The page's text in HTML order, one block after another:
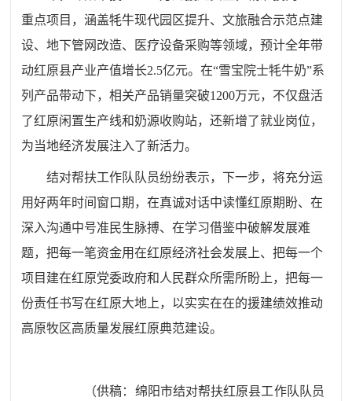
重点项目，涵盖牦牛现代园区提升、文旅融合示范点建
设、地下管网改造、医疗设备采购等领域，预计全年带
动红原县产业产值增长2.5亿元。在“雪宝院士牦牛奶”系
列产品带动下，相关产品销量突破1200万元，不仅盘活
了红原闲置生产线和奶源收购站，还新增了就业岗位，
为当地经济发展注入了新活力。
结对帮扶工作队队员纷纷表示，下一步，将充分运
用好两年时间窗口期，在真诚对话中读懂红原期盼、在
深入沟通中号准民生脉搏、在学习借鉴中破解发展难
题，把每一笔资金用在红原经济社会发展上、把每一个
项目建在红原党委政府和人民群众所需所盼上，把每一
份责任书写在红原大地上，以实实在在的援建绩效推动
高原牧区高质量发展红原典范建设。
（供稿：绵阳市结对帮扶红原县工作队队员